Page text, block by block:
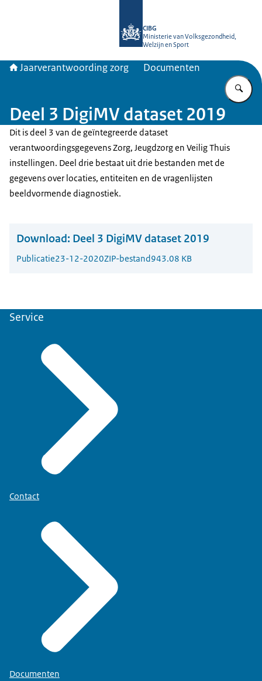
CIBG
Ministerie van Volksgezondheid,
Welzijn en Sport
Jaarverantwoording zorg Documenten
Deel 3 DigiMV dataset 2019
Dit is deel 3 van de geïntegreerde dataset
verantwoordingsgegevens Zorg, Jeugdzorg en Veilig Thuis
instellingen. Deel drie bestaat uit drie bestanden met de
gegevens over locaties, entiteiten en de vragenlijsten
beeldvormende diagnostiek.
Download: Deel 3 DigiMV dataset 2019
Publicatie23-12-2020ZIP-bestand943.08 KB
Service
Contact
Documenten